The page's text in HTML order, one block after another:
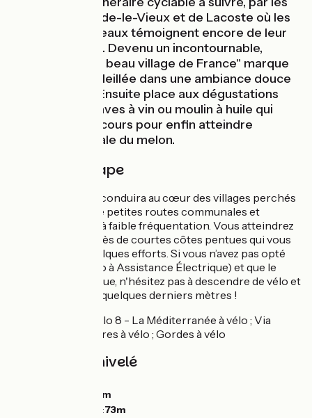
villages d'Oppède-le-Vieux et de Lacoste où les
ruines des châteaux témoignent encore de leur
passé médiéval. Devenu un incontournable,
Ménerbes "Plus beau village de France" marque
une pause ensoleillée dans une ambiance douce
et provençale. Ensuite place aux dégustations
dans une des caves à vin ou moulin à huile qui
jalonnent le parcours pour enfin atteindre
Cavaillon, capitale du melon.
Détail de l'étape
Cette étape vous conduira au cœur des villages perchés
du Luberon par de petites routes communales et
départementales à faible fréquentation. Vous atteindrez
chaque village après de courtes côtes pentues qui vous
demanderont quelques efforts. Si vous n’avez pas opté
pour un VAE (Vélo à Assistance Électrique) et que le
souffle vous manque, n'hésitez pas à descendre de vélo et
à marcher sur les quelques derniers mètres !
: EuroVelo 8 - La Méditerranée à vélo ; Via
Venaissia ; Les Ocres à vélo ; Gordes à vélo
Pentes et dénivelé
620m
Point le plus bas :73m